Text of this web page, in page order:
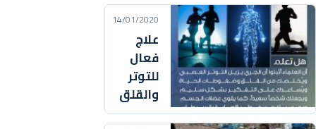
14/01/2020
علاج
فعال
للتوتر
والقلق